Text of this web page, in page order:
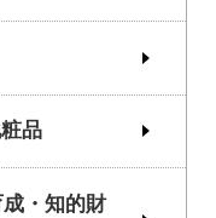
品
・知的財